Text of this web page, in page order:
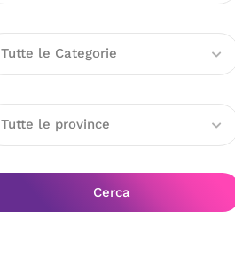
Tutte le Categorie
Tutte le province
Cerca